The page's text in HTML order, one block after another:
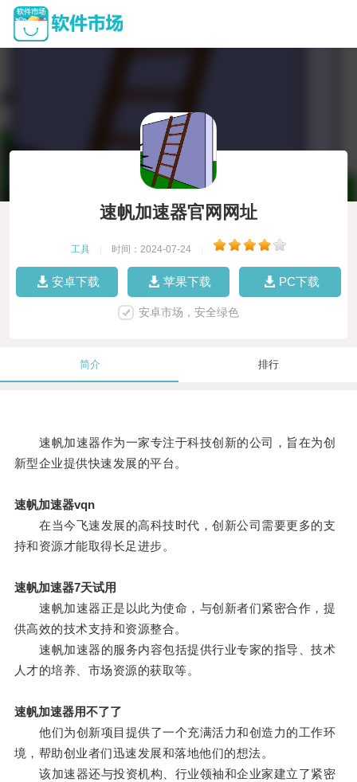
速帆加速器官网网址
工具 时间：2024-07-24
安卓下载 苹果下载 PC下载
安卓市场，安全绿色
简介 排行
速帆加速器作为一家专注于科技创新的公司，旨在为创
新型企业提供快速发展的平台。
速帆加速器vqn
在当今飞速发展的高科技时代，创新公司需要更多的支
持和资源才能取得长足进步。
速帆加速器7天试用
速帆加速器正是以此为使命，与创新者们紧密合作，提
供高效的技术支持和资源整合。
速帆加速器的服务内容包括提供行业专家的指导、技术
人才的培养、市场资源的获取等。
速帆加速器用不了了
他们为创新项目提供了一个充满活力和创造力的工作环
境，帮助创业者们迅速发展和落地他们的想法。
该加速器还与投资机构、行业领袖和企业家建立了紧密